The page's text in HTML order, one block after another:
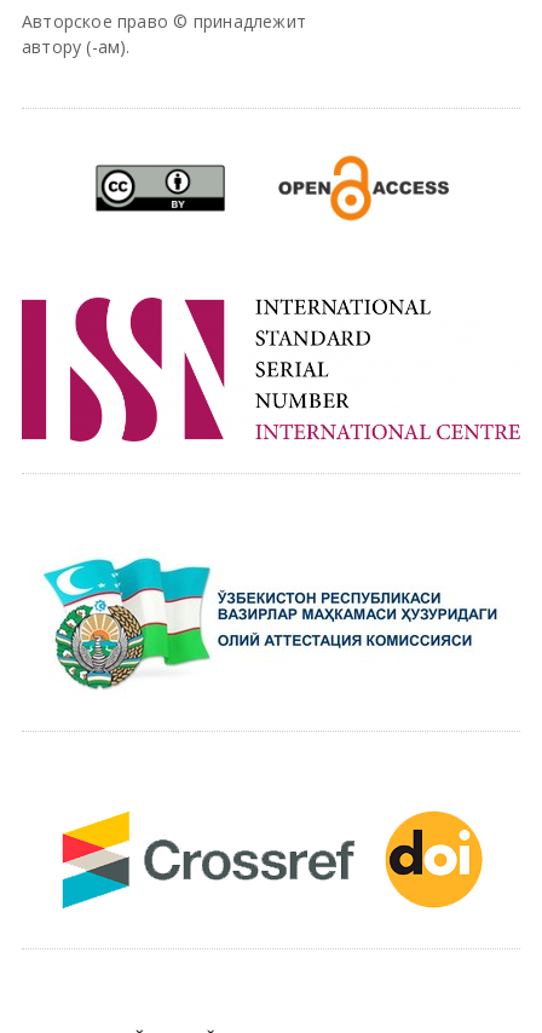
Авторское право © принадлежит
автору (-ам).